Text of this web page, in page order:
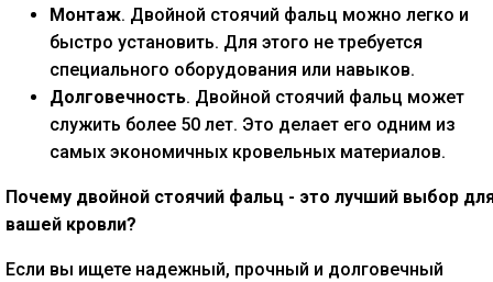
Монтаж. Двойной стоячий фальц можно легко и
быстро установить. Для этого не требуется
специального оборудования или навыков.
Долговечность. Двойной стоячий фальц может
служить более 50 лет. Это делает его одним из
самых экономичных кровельных материалов.
Почему двойной стоячий фальц - это лучший выбор
вашей кровли?
Если вы ищете надежный, прочный и долговечный